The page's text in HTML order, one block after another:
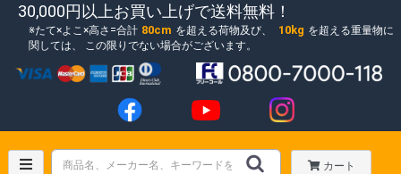
30,000円以上お買い上げで送料無料！
たて×よこ×高さ=合計 80cm を超える荷物及び、 10kg を超える重量物に
関しては、
この限りでない場合がございます。
カート